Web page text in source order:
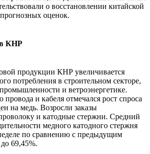
о восстановлении китайской
оценок.
в КНР
продукции КНР увеличивается
потребления в строительном секторе,
и ветроэнергетике.
провода и кабеля отмечался рост спроса
на медь. Возросли заказы
и катодные стержни. Средний
медного катодного стержня
по сравнению с предыдущим
69,45%.